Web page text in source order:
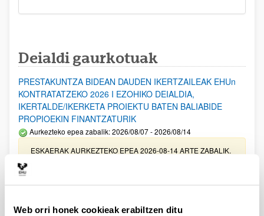
Web orri honek cookieak erabiltzen ditu
Deialdi gaurkotuak
PRESTAKUNTZA BIDEAN DAUDEN IKERTZAILEAK EHUn
KONTRATATZEKO 2026 I EZOHIKO DEIALDIA,
IKERTALDE/IKERKETA PROIEKTU BATEN BALIABIDE
PROPIOEKIN FINANTZATURIK
Aurkezteko epea zabalik: 2026/08/07 - 2026/08/14
ESKAERAK AURKEZTEKO EPEA 2026-08-14 ARTE ZABALIK.
UPV/EHUn Azpiegitura Zientifikoa eta Funts Bibliografikoak